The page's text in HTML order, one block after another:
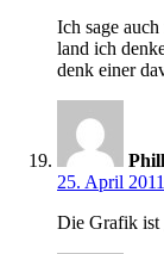
Ich sage
land ich
denk einer
25. April
Die Grafik ist